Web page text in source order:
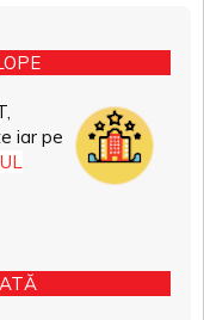
iar pe